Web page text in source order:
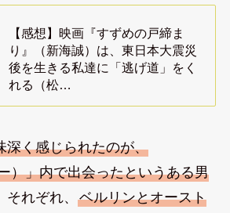
【感想】映画『すずめの戸締ま
り』（新海誠）は、東日本大震災
後を生きる私達に「逃げ道」をく
れる（松…
深く感じられたのが、
）」内で出会ったというある男
それぞれ、
ベルリンとオースト